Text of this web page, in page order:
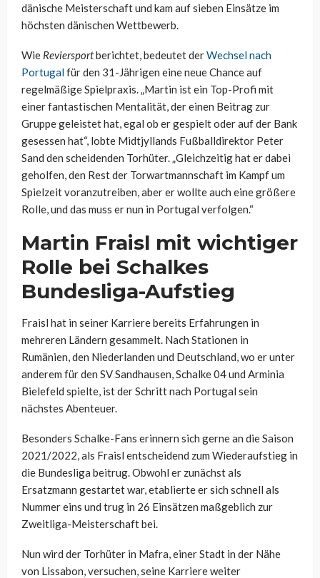
dänische Meisterschaft und kam auf sieben Einsätze im
höchsten dänischen Wettbewerb.
Wie Reviersportberichtet, bedeutet derWechsel nach
Portugalfür den 31-Jährigen eine neue Chance auf
regelmäßige Spielpraxis. „Martin ist ein Top-Profi mit
einer fantastischen Mentalität, der einen Beitrag zur
Gruppe geleistet hat, egal ob er gespielt oder auf der Bank
gesessen hat“, lobte Midtjyllands Fußballdirektor Peter
Sand den scheidenden Torhüter. „Gleichzeitig hat er dabei
geholfen, den Rest der Torwartmannschaft im Kampf um
Spielzeit voranzutreiben, aber er wollte auch eine größere
Rolle, und das muss er nun in Portugal verfolgen.“
Martin Fraisl mit wichtiger
Rolle bei Schalkes
Bundesliga-Aufstieg
Fraisl hat in seiner Karriere bereits Erfahrungen in
mehreren Ländern gesammelt. Nach Stationen in
Rumänien, den Niederlanden und Deutschland, wo er unter
anderem für den SV Sandhausen, Schalke 04 und Arminia
Bielefeld spielte, ist der Schritt nach Portugal sein
nächstes Abenteuer.
Besonders Schalke-Fans erinnern sich gerne an die Saison
2021/2022, als Fraisl entscheidend zum Wiederaufstieg in
die Bundesliga beitrug. Obwohl er zunächst als
Ersatzmann gestartet war, etablierte er sich schnell als
Nummer eins und trug in 26 Einsätzen maßgeblich zur
Zweitliga-Meisterschaft bei.
Nun wird der Torhüter in Mafra, einer Stadt in der Nähe
von Lissabon, versuchen, seine Karriere weiter